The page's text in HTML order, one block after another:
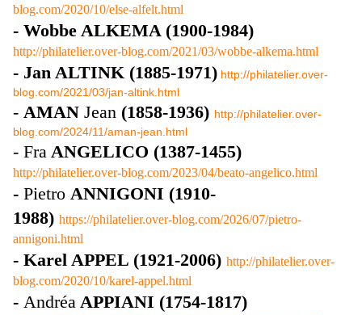
blog.com/2020/10/else-alfelt.html
- Wobbe ALKEMA (1900-1984)
http://philatelier.over-blog.com/2021/03/wobbe-alkema.html
- Jan ALTINK (1885-1971) http://philatelier.over-
blog.com/2021/03/jan-altink.html
- AMAN Jean (1858-1936) http://philatelier.over-
blog.com/2024/11/aman-jean.html
- Fra ANGELICO (1387-1455)
http://philatelier.over-blog.com/2023/04/beato-angelico.html
- Pietro ANNIGONI (1910-
1988) https://philatelier.over-blog.com/2026/07/pietro-
annigoni.html
- Karel APPEL (1921-2006) http://philatelier.over-
blog.com/2020/10/karel-appel.html
- Andréa APPIANI (1754-1817)